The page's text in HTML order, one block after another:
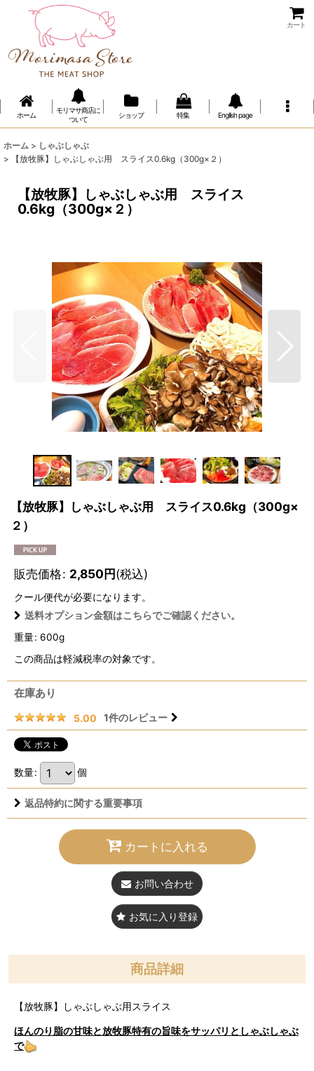
カート
ホーム
モリマサ商店に
ついて
ショップ 特集 Engllish page
ホーム > しゃぶしゃぶ
>
【放牧豚】しゃぶしゃぶ用 スライス0.6kg（300g×２）
【放牧豚】しゃぶしゃぶ用 スライス
0.6kg（300g×２）
【放牧豚】しゃぶしゃぶ用 スライス0.6kg（300g×
２）
販売価格: 2,850円(税込)
クール便代が必要になります。
送料オプション金額はこちらでご確認ください。
重量: 600g
この商品は軽減税率の対象です。
在庫あり
5.00 1件のレビュー
数量: 個
返品特約に関する重要事項
カートに入れる
お問い合わせ
お気に入り登録
商品詳細
【放牧豚】しゃぶしゃぶ用スライス
ほんのり脂の甘味と放牧豚特有の旨味をサッパリとしゃぶしゃぶ
で